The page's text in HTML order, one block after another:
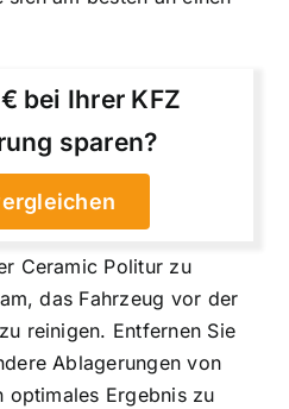
bei Ihrer KFZ
sparen?
Ceramic Politur zu
das Fahrzeug vor der
reinigen. Entfernen Sie
Ablagerungen von
optimales Ergebnis zu